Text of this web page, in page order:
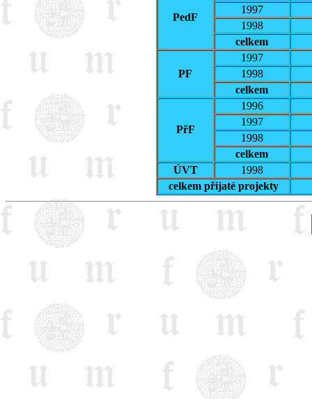
PedF
1997
1998
celkem
PF
1997
1998
celkem
PřF
1996
1997
1998
celkem
ÚVT
1998
celkem přijaté projekty